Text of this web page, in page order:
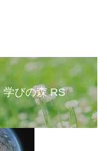
学びの森 RS